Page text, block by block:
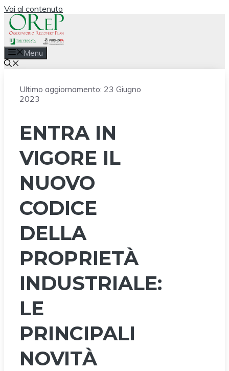
Vai al contenuto
Menu
Ultimo aggiornamento: 23 Giugno
2023
ENTRA IN
VIGORE IL
NUOVO
CODICE
DELLA
PROPRIETÀ
INDUSTRIALE:
LE
PRINCIPALI
NOVITÀ